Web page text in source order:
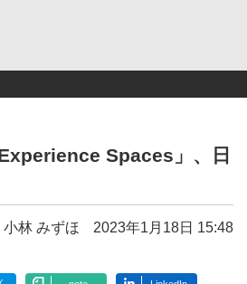
Spaces」、日
小林 みずほ 2023年1月18日 15:48